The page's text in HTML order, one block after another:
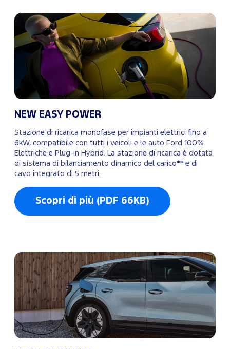
NEW EASY POWER
Stazione di ricarica monofase per impianti elettrici fino a
6kW, compatibile con tutti i veicoli e le auto Ford 100%
Elettriche e Plug-in Hybrid. La stazione di ricarica è dotata
di sistema di bilanciamento dinamico del carico** e di
cavo integrato di 5 metri.
Scopri di più (PDF 66KB)